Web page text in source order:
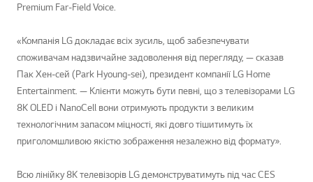
Premium Far-Field Voice.
«Компанія LG докладає всіх зусиль, щоб забезпечувати
споживачам надзвичайне задоволення від перегляду, — сказав
Пак Хен-сей (Park Hyoung-sei), президент компанії LG Home
Entertainment. — Клієнти можуть бути певні, що з телевізорами LG
8K OLED і NanoCell вони отримують продукти з великим
технологічним запасом міцності, які довго тішитимуть їх
приголомшливою якістю зображення незалежно від формату».
Всю лінійку 8K телевізорів LG демонструватимуть під час CES